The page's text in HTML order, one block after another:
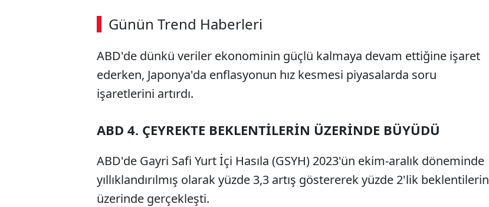
Günün Trend Haberleri
00:02 / 09:08
Sesi Aç
ABD'de dünkü veriler ekonominin güçlü kalmaya devam ettiğine işaret
ederken, Japonya'da enflasyonun hız kesmesi piyasalarda soru
işaretlerini artırdı.
ABD 4. ÇEYREKTE BEKLENTİLERİN ÜZERİNDE BÜYÜDÜ
ABD'de Gayri Safi Yurt İçi Hasıla (GSYH) 2023'ün ekim-aralık döneminde
yıllıklandırılmış olarak yüzde 3,3 artış göstererek yüzde 2'lik beklentilerin
üzerinde gerçekleşti.